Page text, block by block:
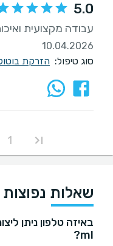
5.0
עבודה מקצועית
10.04.2026
סוג טיפול: הזרקת
1
שאלות נפוצות
ml?